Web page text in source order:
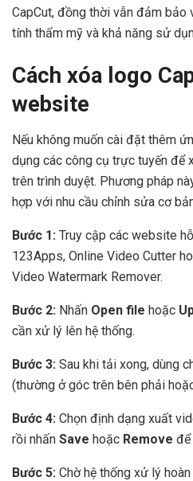
CapCut, đồng thời vẫn đảm
tính thẩm mỹ và khả năng sử
Cách xóa logo
website
Nếu không muốn cài đặt thêm
dụng các công cụ trực tuyến để
trên trình duyệt. Phương pháp
hợp với nhu cầu chỉnh sửa cơ
Bước 1: Truy cập các website
123Apps, Online Video Cutter
Video Watermark Remover.
Bước 2: Nhấn Open file hoặc
cần xử lý lên hệ thống.
Bước 3: Sau khi tải xong, dùng
(thường ở góc trên bên phải
Bước 4: Chọn định dạng xuất
rồi nhấn Save hoặc Remove để
Bước 5: Chờ hệ thống xử lý